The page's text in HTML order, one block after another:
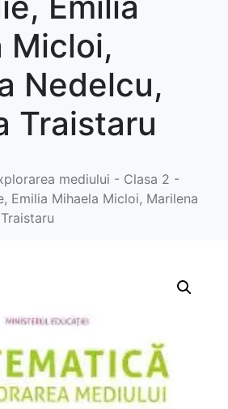
Micloi,
Nedelcu,
Traistaru
mediului - Clasa 2 -
Emilia Mihaela Micloi, Marilena